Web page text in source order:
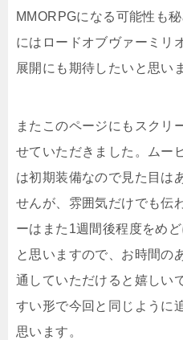
MMORPGになる可能性も
にはロードオブヴァーミリ
展開にも期待したいと思い
またこのページにもスクリ
せていただきました。ムー
は初期装備なので見た目は
せんが、雰囲気だけでも伝
ーはまた1週間後程度をめ
と思いますので、お時間の
通していただけると嬉しい
すい形で今回と同じように
思います。